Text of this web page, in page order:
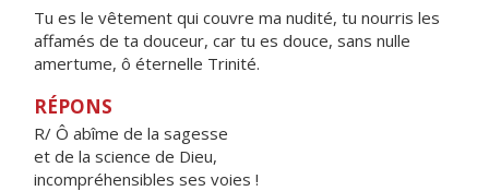
Tu es le vêtement qui couvre ma nudité, tu nourris les
affamés de ta douceur, car tu es douce, sans nulle
amertume, ô éternelle Trinité.
RÉPONS
R/ Ô abîme de la sagesse
et de la science de Dieu,
incompréhensibles ses voies !